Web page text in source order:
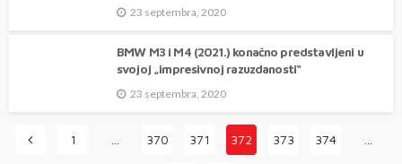
23 septembra, 2020
BMW M3 i M4 (2021.) konačno predstavljeni u
svojoj „impresivnoj razuzdanosti“
23 septembra, 2020
1 370 371 372 373 374